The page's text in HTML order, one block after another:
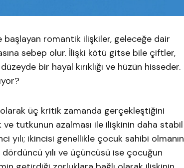
romantik ilişkiler, geleceğe dair
sebep olur. İlişki kötü gitse bile çiftler,
bir hayal kırıklığı ve hüzün hisseder.
olarak üç kritik zamanda gerçekleştiğini
tutkunun azalması ile ilişkinin daha stabil
yılı; ikincisi genellikle çocuk sahibi olmanın
yılı ve üçüncüsü ise çocuğun